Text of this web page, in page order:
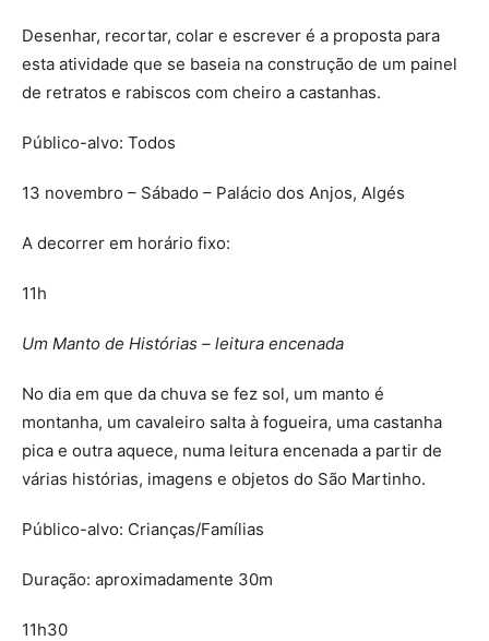
Desenhar, recortar, colar e escrever é a proposta para
esta atividade que se baseia na construção de um painel
de retratos e rabiscos com cheiro a castanhas.
Público-alvo: Todos
13 novembro – Sábado – Palácio dos Anjos, Algés
A decorrer em horário fixo:
11h
Um Manto de Histórias – leitura encenada
No dia em que da chuva se fez sol, um manto é
montanha, um cavaleiro salta à fogueira, uma castanha
pica e outra aquece, numa leitura encenada a partir de
várias histórias, imagens e objetos do São Martinho.
Público-alvo: Crianças/Famílias
Duração: aproximadamente 30m
11h30